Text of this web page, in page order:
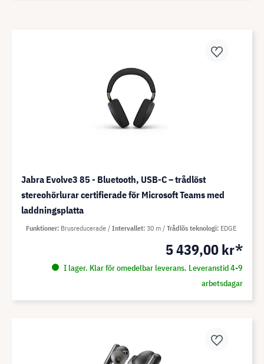
Jabra Evolve3 85 - Bluetooth, USB-C – trådlöst
stereohörlurar certifierade för Microsoft Teams med
laddningsplatta
5 439,00 kr*
I lager. Klar för omedelbar leverans. Leveranstid 4-9
arbetsdagar
Funktioner Brusreducerade Intervallet 30 m Trådlös teknologi EDGE